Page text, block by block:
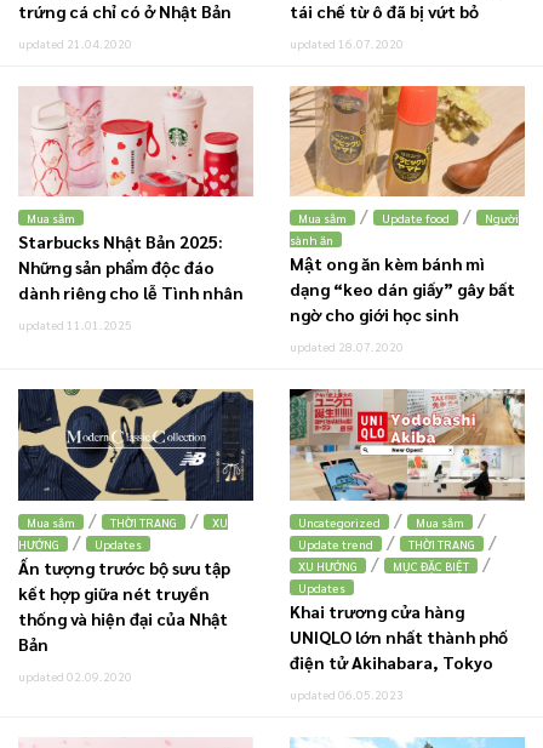
trứng cá chỉ có ở Nhật Bản
updated 21.04.2020
tái chế từ ô đã bị vứt bỏ
updated 16.07.2020
Mua sắm
Starbucks Nhật Bản 2025:
Những sản phẩm độc đáo
dành riêng cho lễ Tình nhân
updated 11.01.2025
Mua sắm / Update food /
Người
sành ăn
Mật ong ăn kèm bánh mì
dạng “keo dán giấy” gây bất
ngờ cho giới học sinh
updated 28.07.2020
Mua sắm / THỜI TRANG /
XU
HƯỚNG
/ Updates
Ấn tượng trước bộ sưu tập
kết hợp giữa nét truyền
thống và hiện đại của Nhật
Bản
updated 02.09.2020
Uncategorized / Mua sắm /
Update trend / THỜI TRANG /
XU HƯỚNG / MỤC ĐẶC BIỆT /
Updates
Khai trương cửa hàng
UNIQLO lớn nhất thành phố
điện tử Akihabara, Tokyo
updated 06.05.2023